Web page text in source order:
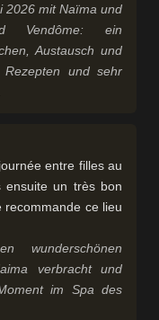
2026 mit Naïma und
Vendôme: ein
Austausch und
und sehr
entre filles au
ensuite un très bon
recommande ce lieu
wunderschönen
verbracht und
im Spa des